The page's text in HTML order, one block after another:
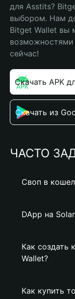
для Asstits?
выбором. Нам
Bitget Wallet вы
возможностями
сейчас!
Скачать APK
Скачать из
ЧАСТО
Своп в
DApp на
Как создать
Wallet?
Как купить